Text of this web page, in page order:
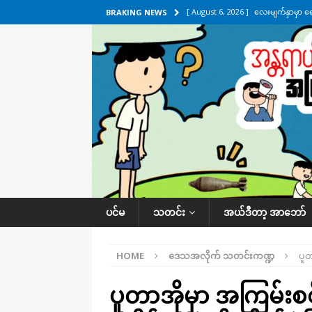
BRAKING NEWS [ August 6, 2026 ] လေးမျက်နှာမှာ
အလိုက် သတင်းကဏ္ဍ
[ August 6, 2026 ] ရေကြီးနေတဲ့ လ
[ August 5, 2026 ] ရန်ကုန်မြို့မှာ က
[ August 5, 2026 ] ဂျပန်ရဲ့ ဒုံးကျည်
[ August 6, 2026 ] တာကျိုးပြီး ခုနှ
ပင်မ သတင်း အယ်ဒီတာ့ အာဘော်
HOME ဒေသအလိုက် သတင်းကဏ္ဍ ပူ
ပူတာအိုမှာ အကြမ်းစ